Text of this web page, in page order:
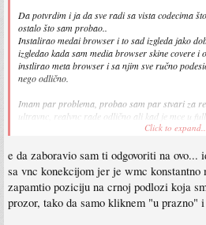
Da potvrdim i ja da sve radi sa vista codecima
ostalo što sam probao..
Instalirao medai browser i to sad izgleda jako
izgledao kada sam media browser skine covere i
instlirao meta browser i sa njim sve ručno
nego odlično.
Imam par problema, probao sam par stvari za
ultravnc, realvnc rade odlično ali kad je mce u
prevodi za filmove neki rade a neki ne, recimo,
najbolji što se tiče prevoda?
Click to
e da zaboravio sam ti odgovoriti na ovo...
sa vnc konekcijom jer je wmc
zapamtio poziciju na crnoj podlozi koja
prozor, tako da samo kliknem "u prazno"